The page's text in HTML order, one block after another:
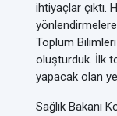
ihtiyaçlar çıktı.
Toplum
oluşturduk. İlk
yapacak olan
Sağlık Bakanı